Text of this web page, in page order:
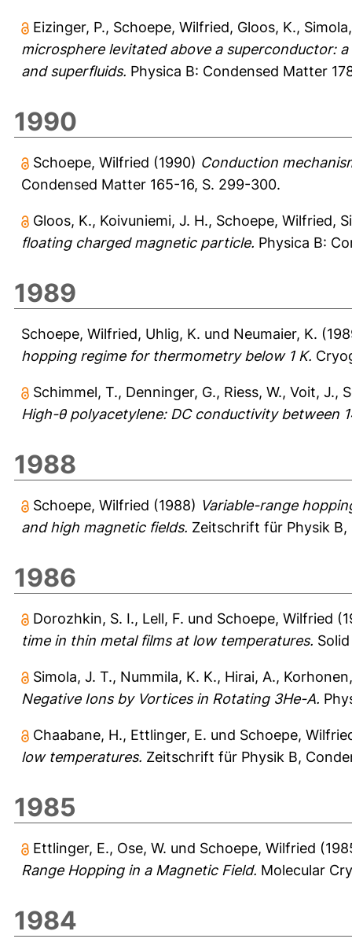
Eizinger, P., Schoepe, Wilfried, Gloos, K.,
microsphere levitated above a superconductor:
and superfluids. Physica B: Condensed Matter
1990
Schoepe, Wilfried (1990) Conduction
Condensed Matter 165-16, S. 299-300.
Gloos, K., Koivuniemi, J. H., Schoepe, Wilfried,
floating charged magnetic particle. Physica B:
1989
Schoepe, Wilfried, Uhlig, K. und Neumaier, K.
hopping regime for thermometry below 1 K.
Schimmel, T., Denninger, G., Riess, W., Voit, J.,
High-θ polyacetylene: DC conductivity between
1988
Schoepe, Wilfried (1988) Variable-range
and high magnetic fields. Zeitschrift für Physik
1986
Dorozhkin, S. I., Lell, F. und Schoepe, Wilfried
time in thin metal films at low temperatures.
Simola, J. T., Nummila, K. K., Hirai, A.,
Negative Ions by Vortices in Rotating 3He-A.
Chaabane, H., Ettlinger, E. und Schoepe,
low temperatures. Zeitschrift für Physik B,
1985
Ettlinger, E., Ose, W. und Schoepe, Wilfried
Range Hopping in a Magnetic Field. Molecular
1984